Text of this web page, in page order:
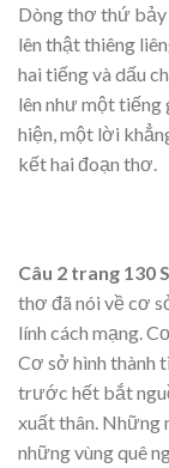
Dòng thơ thứ bảy
lên thật thiêng
hai tiếng và dấu
lên như một tiếng
hiện, một lời
kết hai đoạn thơ.
Câu 2 trang 130
thơ đã nói về cơ
lính cách mạng.
Cơ sở hình thành
trước hết bắt
xuất thân. Những
những vùng quê